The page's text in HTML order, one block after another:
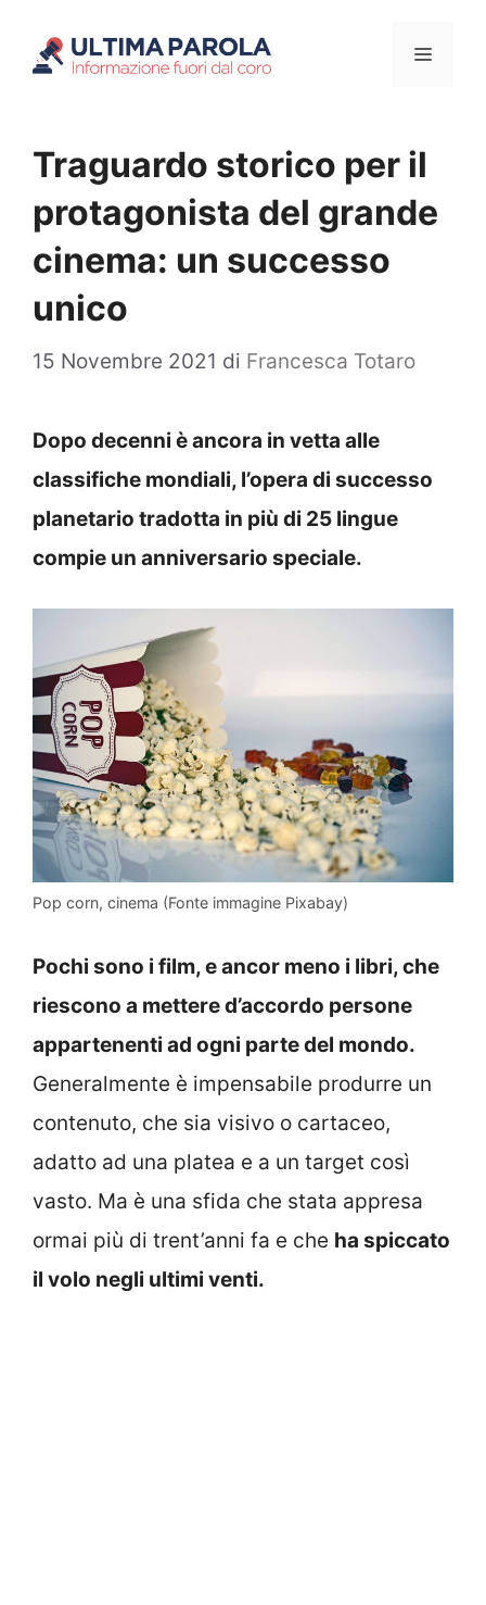
Menu
Traguardo storico per il
protagonista del grande
cinema: un successo
unico
15 Novembre 2021 di Francesca Totaro
Dopo decenni è ancora in vetta alle
classifiche mondiali, l’opera di successo
planetario tradotta in più di 25 lingue
compie un anniversario speciale.
Pop corn, cinema (Fonte immagine Pixabay)
Pochi sono i film, e ancor meno i libri, che
riescono a mettere d’accordo persone
appartenenti ad ogni parte del mondo.
Generalmente è impensabile produrre un
contenuto, che sia visivo o cartaceo,
adatto ad una platea e a un target così
vasto. Ma è una sfida che stata appresa
ormai più di trent’anni fa e che ha spiccato
il volo negli ultimi venti.